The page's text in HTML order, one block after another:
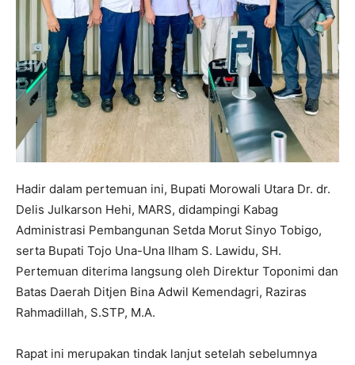
Hadir dalam pertemuan ini, Bupati Morowali Utara Dr. dr.
Delis Julkarson Hehi, MARS, didampingi Kabag
Administrasi Pembangunan Setda Morut Sinyo Tobigo,
serta Bupati Tojo Una-Una Ilham S. Lawidu, SH.
Pertemuan diterima langsung oleh Direktur Toponimi dan
Batas Daerah Ditjen Bina Adwil Kemendagri, Raziras
Rahmadillah, S.STP, M.A.
Rapat ini merupakan tindak lanjut setelah sebelumnya